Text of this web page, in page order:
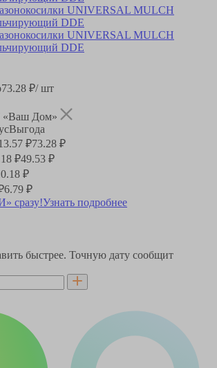
73.28 ₽/ шт
«Ваш Дом»
Выгода
₽73.28 ₽
₽49.53 ₽
₽
6.79 ₽
сразу!Узнать подробнее
быстрее. Точную дату сообщит